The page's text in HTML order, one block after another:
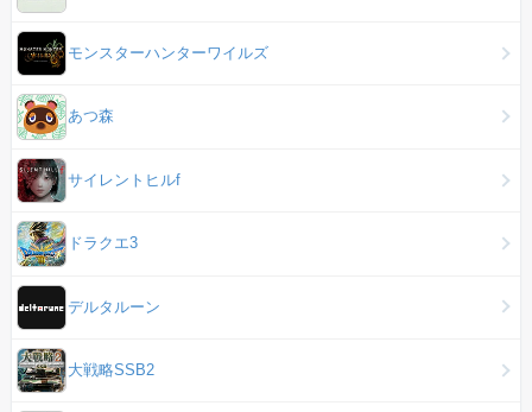
モンスターハンターワイルズ
あつ森
サイレントヒルf
ドラクエ3
デルタルーン
大戦略SSB2